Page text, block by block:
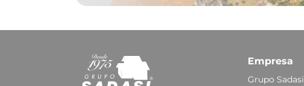
Empresa
Grupo Sadasi